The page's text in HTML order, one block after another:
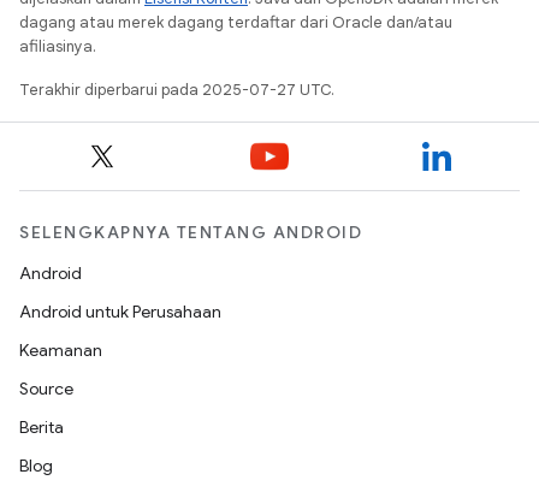
dagang atau merek dagang terdaftar dari Oracle dan/atau
afiliasinya.
Terakhir diperbarui pada 2025-07-27 UTC.
SELENGKAPNYA TENTANG ANDROID
Android
Android untuk Perusahaan
Keamanan
Source
Berita
Blog